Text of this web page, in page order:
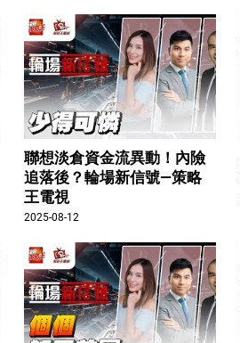
聯想淡倉資金流異動！內險
追落後？輪場新信號—策略
王電視
2025-08-12